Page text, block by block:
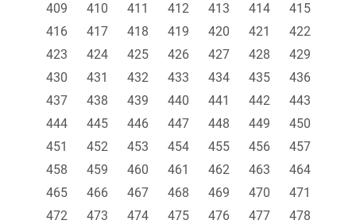
409
410 411 412 413 414
415
416
417 418 419 420 421
422
423
424 425 426 427 428
429
430
431 432 433 434 435
436
437
438 439 440 441 442
443
444
445 446 447 448 449
450
451
452 453 454 455 456
457
458
459 460 461 462 463
464
465
466 467 468 469 470
471
472
473 474 475 476 477
478